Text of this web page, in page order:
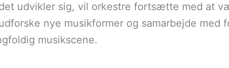
udvikler sig, vil orkestre fortsætte med at
nye musikformer og samarbejde med
musikscene.